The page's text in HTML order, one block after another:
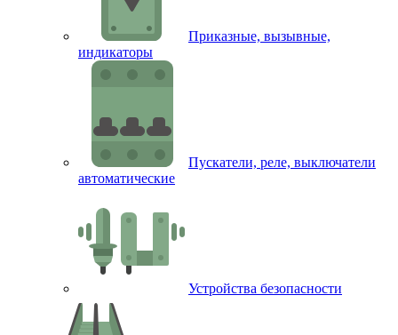
Приказные, вызывные,
индикаторы
Пускатели, реле, выключатели
автоматические
Устройства безопасности